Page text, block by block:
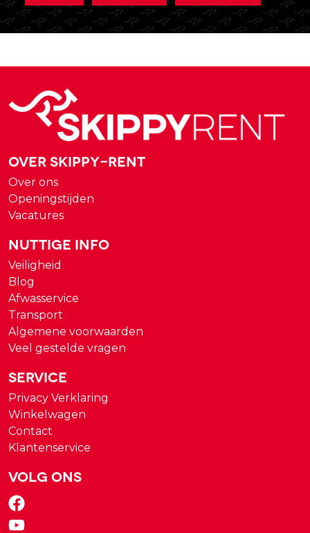
Over Skippy-rent
Over ons
Openingstijden
Vacatures
Nuttige Info
Veiligheid
Blog
Afwasservice
Transport
Algemene voorwaarden
Veel gestelde vragen
Service
Privacy Verklaring
Winkelwagen
Contact
Klantenservice
Volg ons